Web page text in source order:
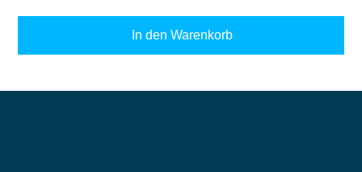
In den Warenkorb